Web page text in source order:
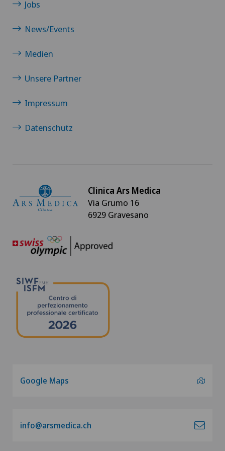
Jobs
News/Events
Medien
Unsere Partner
Impressum
Datenschutz
Clinica Ars Medica
Via Grumo 16
6929 Gravesano
Google Maps
info@arsmedica.ch